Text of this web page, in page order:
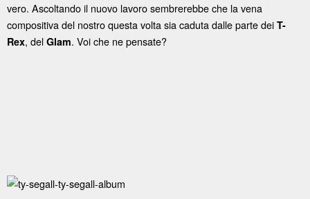
vero. Ascoltando il nuovo lavoro sembrerebbe che la vena
compositiva del nostro questa volta sia caduta dalle parte dei T-
Rex, del Glam. Voi che ne pensate?